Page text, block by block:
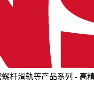
杆滑轨等产品系列 - 高